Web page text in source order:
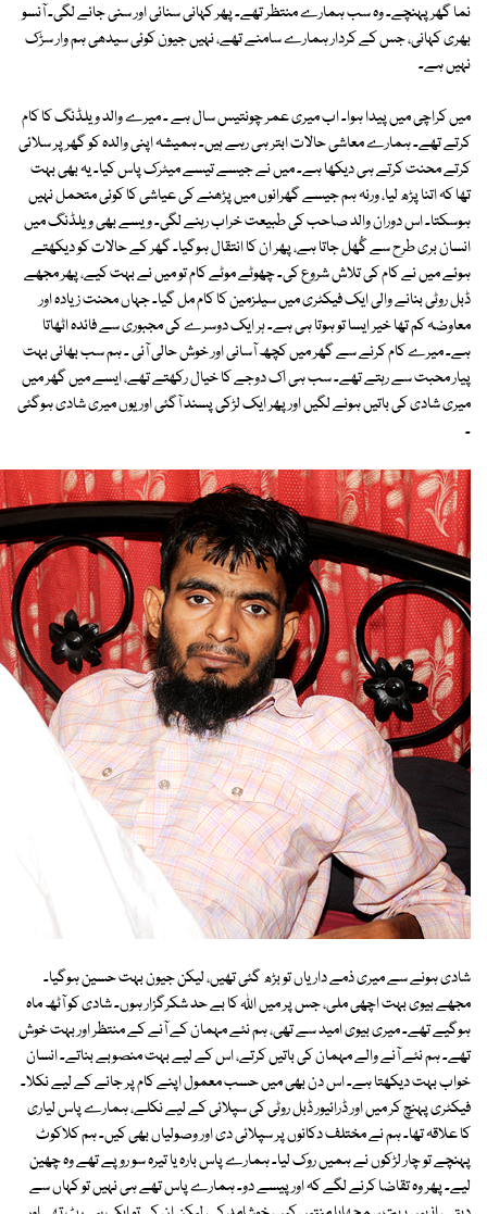
نما گھر پہنچے۔ وہ سب ہمارے منتظر تھے۔ پھر کہانی سنائی اور سنی جانے لگی۔ آنسو
بھری کہانی، جس کے کردار ہمارے سامنے تھے، نہیں جیون کوئی سیدھی ہم وار سڑک
نہیں ہے۔
میں کراچی میں پیدا ہوا۔ اب میری عمر چونتیس سال ہے ۔ میرے والد ویلڈنگ کا کام
کرتے تھے۔ ہمارے معاشی حالات ابتر ہی رہے ہیں۔ ہمیشہ اپنی والدہ کو گھر پر سلائی
کرتے محنت کرتے ہی دیکھا ہے۔ میں نے جیسے تیسے میٹرک پاس کیا۔ یہ بھی بہت
تھا کہ اتنا پڑھ لیا، ورنہ ہم جیسے گھرانوں میں پڑھنے کی عیاشی کا کوئی متحمل نہیں
ہوسکتا۔ اس دوران والد صاحب کی طبیعت خراب رہنے لگی۔ ویسے بھی ویلڈنگ میں
انسان بری طرح سے گُھل جاتا ہے، پھر ان کا انتقال ہوگیا۔ گھر کے حالات کو دیکھتے
ہوئے میں نے کام کی تلاش شروع کی۔ چھوٹے موٹے کام تو میں نے بہت کیے، پھر مجھے
ڈبل روٹی بنانے والی ایک فیکٹری میں سیلزمین کا کام مل گیا۔ جہاں محنت زیادہ اور
معاوضہ کم تھا خیر ایسا تو ہوتا ہی ہے۔ ہر ایک دوسرے کی مجبوری سے فائدہ اٹھاتا
ہے۔ میرے کام کرنے سے گھر میں کچھ آسانی اور خوش حالی آئی ۔ ہم سب بھائی بہت
پیار محبت سے رہتے تھے۔ سب ہی اک دوجے کا خیال رکھتے تھے، ایسے میں گھر میں
میری شادی کی باتیں ہونے لگیں اور پھر ایک لڑکی پسند آگئی اور یوں میری شادی ہوگئی
۔
شادی ہونے سے میری ذمے داریاں تو بڑھ گئی تھیں، لیکن جیون بہت حسین ہوگیا۔
مجھے بیوی بہت اچھی ملی، جس پر میں اﷲ کا بے حد شکرگزار ہوں۔ شادی کو آٹھ ماہ
ہوگیے تھے۔ میری بیوی امید سے تھی، ہم نئے مہمان کے آنے کے منتظر اور بہت خوش
تھے۔ ہم نئے آنے والے مہمان کی باتیں کرتے، اس کے لیے بہت منصوبے بناتے۔ انسان
خواب بہت دیکھتا ہے۔ اس دن بھی میں حسب معمول اپنے کام پر جانے کے لیے نکلا۔
فیکٹری پہنچ کر میں اور ڈرائیور ڈبل روٹی کی سپلائی کے لیے نکلے، ہمارے پاس لیاری
کا علاقہ تھا۔ ہم نے مختلف دکانوں پر سپلائی دی اور وصولیاں بھی کیں۔ ہم کلاکوٹ
پہنچے تو چار لڑکوں نے ہمیں روک لیا۔ ہمارے پاس بارہ یا تیرہ سو روپے تھے وہ چھین
لیے۔ پھر وہ تقاضا کرنے لگے کہ اور پیسے دو۔ ہمارے پاس تھے ہی نہیں تو کہاں سے